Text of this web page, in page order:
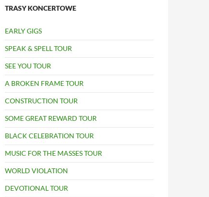
TRASY KONCERTOWE
EARLY GIGS
SPEAK & SPELL TOUR
SEE YOU TOUR
A BROKEN FRAME TOUR
CONSTRUCTION TOUR
SOME GREAT REWARD TOUR
BLACK CELEBRATION TOUR
MUSIC FOR THE MASSES TOUR
WORLD VIOLATION
DEVOTIONAL TOUR